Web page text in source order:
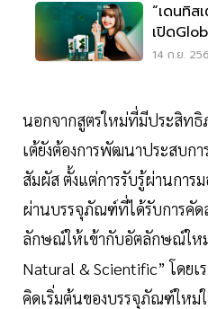
“เดนทิส
เปิด
ขึ้น
14 ก.ย.
นอกจากสูตรใหม่ที่มีประสิทธิ
เต้ยังต้องการพัฒนาประสบก
สัมผัส ตั้งแต่การรับรู้ผ่านกา
ผ่านบรรจุภัณฑ์ที่ได้รับการคั
ลักษณ์ให้เข้ากับอัตลักษณ์ให
Natural & Scientific” โดยเ
คิดเริ่มต้นของบรรจุภัณฑ์ใหม่